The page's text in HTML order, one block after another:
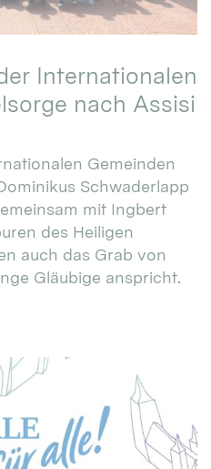
Internationalen
nach Assisi
Gemeinden
Schwaderlapp
mit Ingbert
des Heiligen
auch das Grab von
Gläubige anspricht.